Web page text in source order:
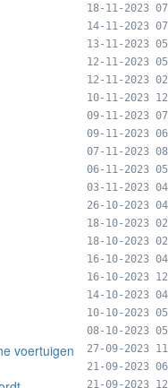
18-11-2023
14-11-2023
13-11-2023
12-11-2023
12-11-2023
10-11-2023
09-11-2023
09-11-2023
07-11-2023
06-11-2023
03-11-2023
26-10-2023
18-10-2023
18-10-2023
16-10-2023
16-10-2023
14-10-2023
10-10-2023
08-10-2023
voertuigen 27-09-2023
21-09-2023
21-09-2023